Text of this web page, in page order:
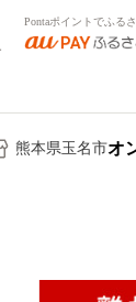
Pontaポイントでふる
熊本県玉名市オ